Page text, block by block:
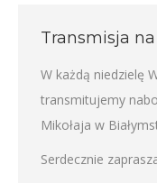
Transmisja
W każdą niedzielę
transmitujemy
Mikołaja w
Serdecznie